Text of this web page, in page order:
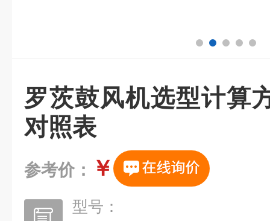
罗茨鼓风机选型计算
对照表
参考价： ￥
型号：